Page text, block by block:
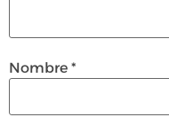
Nombre *